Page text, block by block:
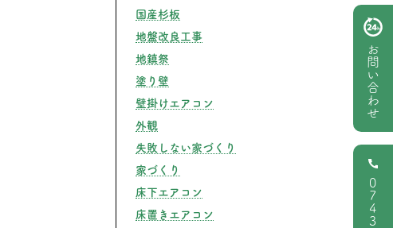
国産杉板
地盤改良工事
地鎮祭
塗り壁
壁掛けエアコン
外観
失敗しない家づくり
家づくり
床下エアコン
床置きエアコン
お問い合わせ
0743